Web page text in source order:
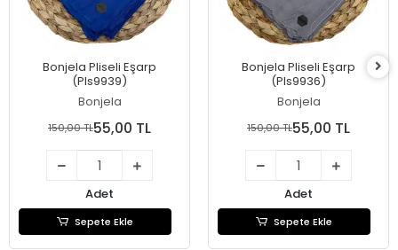
Bonjela Pliseli Eşarp
(Pls9939)
Bonjela
150,00 TL55,00 TL
Adet
Sepete Ekle
Bonjela Pliseli Eşarp
(Pls9936)
Bonjela
150,00 TL55,00 TL
Adet
Sepete Ekle